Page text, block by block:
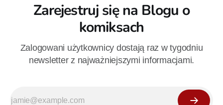
Zarejestruj się na Blogu o
komiksach
Zalogowani użytkownicy dostają raz w tygodniu
newsletter z najważniejszymi informacjami.